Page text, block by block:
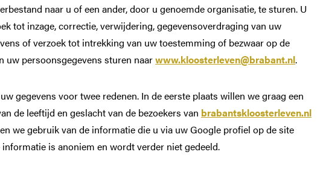
Jaar van het Brabants
Kloosterleven
Actueel
Kloostergeschiedenis
Nieuwsbrief
Contact
naar u of een ander, door u genoemde organisatie, te sturen. U
tot inzage, correctie, verwijdering, gegevensoverdraging van uw
of verzoek tot intrekking van uw toestemming of bezwaar op de
uw persoonsgegevens sturen naarwww.kloosterleven@brabant.nl.
gegevens voor twee redenen. In de eerste plaats willen we graag een
de leeftijd en geslacht van de bezoekers van brabantskloosterleven.nl
we gebruik van de informatie die u via uw Google profiel op de site
is anoniem en wordt verder niet gedeeld.